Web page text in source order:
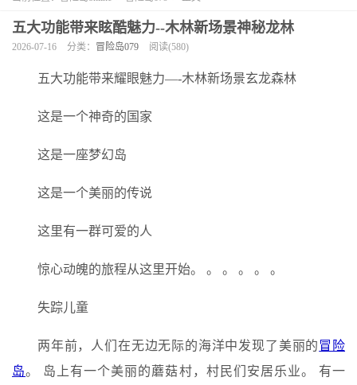
五大功能带来眩酷魅力--木林新场景神秘龙林
2026-07-16 分类： 冒险岛079 阅读(580)
五大功能带来耀眼魅力—-木林新场景玄龙森林
这是一个神奇的国家
这是一座梦幻岛
这是一个美丽的传说
这里有一群可爱的人
惊心动魄的旅程从这里开始。 。 。 。 。 。
失踪儿童
两年前，人们在无边无际的海洋中发现了美丽的冒险
岛。 岛上有一个美丽的蘑菇村，村民们安居乐业。 有一